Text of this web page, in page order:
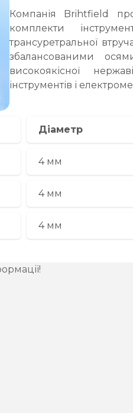
Компанія Brihtfield
комплекти
трансуретральної
збалансованими
високоякісної
інструментів і
Діаметр
4 мм
4 мм
4 мм